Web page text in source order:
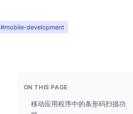
#mobile-development
ON THIS PAGE
移动应用程序中的条形码扫描功